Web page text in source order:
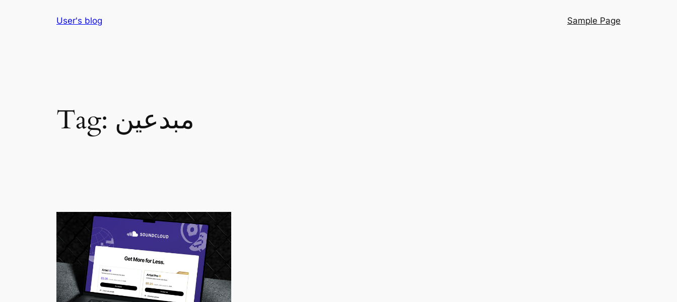
User's blog Sample Page
Tag: مبدعين